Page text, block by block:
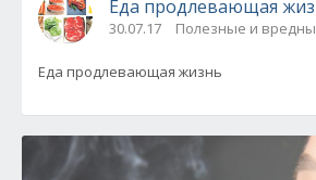
Еда продлевающая
30.07.17 Полезные и